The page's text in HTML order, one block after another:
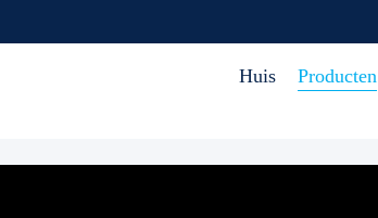
Huis Producten